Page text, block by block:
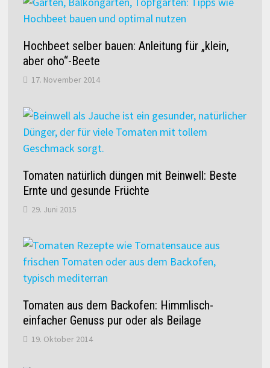
Hochbeet selber bauen: Anleitung für „klein,
aber oho“-Beete
17. November 2014
Tomaten natürlich düngen mit Beinwell: Beste
Ernte und gesunde Früchte
29. Juni 2015
Tomaten aus dem Backofen: Himmlisch-
einfacher Genuss pur oder als Beilage
19. Oktober 2014